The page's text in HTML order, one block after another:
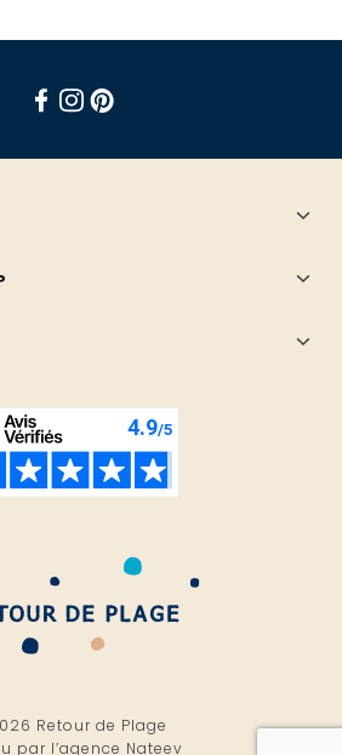
Retour de Plage
par l’agence Nateev